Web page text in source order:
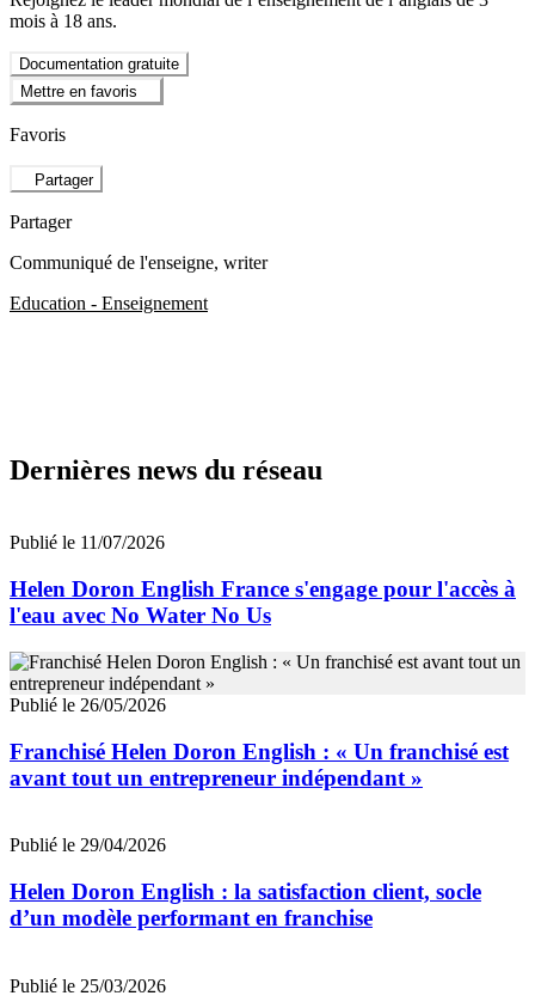
mois à 18 ans.
Documentation gratuite
Mettre en favoris
Favoris
Partager
Partager
Communiqué de l'enseigne, writer
Education - Enseignement
Dernières news du réseau
Publié le 11/07/2026
Helen Doron English France s'engage pour l'accès à
l'eau avec No Water No Us
Publié le 26/05/2026
Franchisé Helen Doron English : « Un franchisé est
avant tout un entrepreneur indépendant »
Publié le 29/04/2026
Helen Doron English : la satisfaction client, socle
d’un modèle performant en franchise
Publié le 25/03/2026